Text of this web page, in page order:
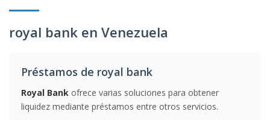
royal bank en Venezuela
Préstamos de royal bank
Royal Bank ofrece varias soluciones para obtener
liquidez mediante préstamos entre otros servicios.